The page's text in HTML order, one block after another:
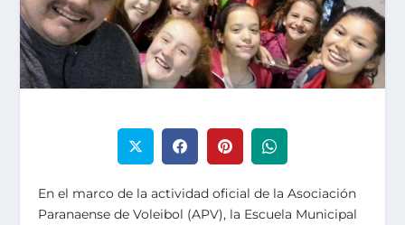
En el marco de la actividad oficial de la Asociación
Paranaense de Voleibol (APV), la Escuela Municipal